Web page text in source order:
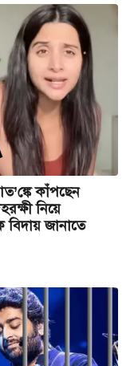
কাঁপছেন
নিয়ে
জানাতে